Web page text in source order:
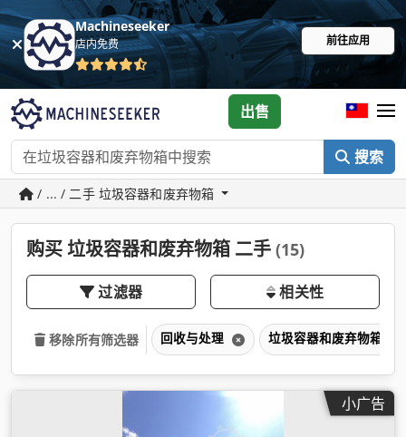
Machineseeker
店内免费 前往应用
搜索
出售
/ ... / 二手 垃圾容器和废弃物箱
购买 垃圾容器和废弃物箱 二手 (15)
过滤器 相关性
移除所有筛选器 回收与处理 垃圾容器和废弃物箱
小广告